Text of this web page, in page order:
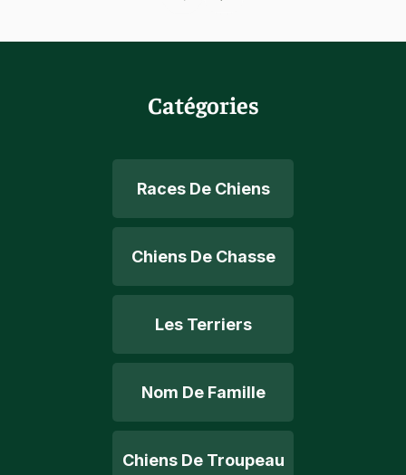
Catégories
Races De Chiens
Chiens De Chasse
Les Terriers
Nom De Famille
Chiens De Troupeau